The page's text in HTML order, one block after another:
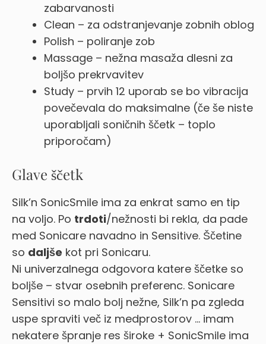
zabarvanosti
Clean – za odstranjevanje zobnih oblog
Polish – poliranje zob
Massage – nežna masaža dlesni za
boljšo prekrvavitev
Study – prvih 12 uporab se bo vibracija
povečevala do maksimalne (če še niste
uporabljali soničnih ščetk – toplo
priporočam)
Glave ščetk
Silk’n SonicSmile ima za enkrat samo en tip
na voljo. Po trdoti/nežnosti bi rekla, da pade
med Sonicare navadno in Sensitive. Ščetine
so daljše kot pri Sonicaru.
Ni univerzalnega odgovora katere ščetke so
boljše – stvar osebnih preferenc. Sonicare
Sensitivi so malo bolj nežne, Silk’n pa zgleda
uspe spraviti več iz medprostorov … imam
nekatere špranje res široke + SonicSmile ima